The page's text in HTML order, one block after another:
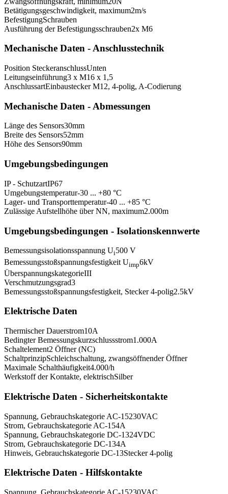
Betätigungsgeschwindigkeit, maximum2m/s
BefestigungSchrauben
Ausführung der Befestigungsschrauben2x M6
Mechanische Daten - Anschlusstechnik
Position SteckeranschlussUnten
Leitungseinführung3 x M16 x 1,5
AnschlussartEinbaustecker M12, 4-polig, A-Codierung
Mechanische Daten - Abmessungen
Länge des Sensors30mm
Breite des Sensors52mm
Höhe des Sensors90mm
Umgebungsbedingungen
IP - SchutzartIP67
Umgebungstemperatur-30 ... +80 °C
Lager- und Transporttemperatur-40 ... +85 °C
Zulässige Aufstellhöhe über NN, maximum2.000m
Umgebungsbedingungen - Isolationskennwerte
Bemessungsisolationsspannung Ui500 V
Bemessungsstoßspannungsfestigkeit Uimp6kV
ÜberspannungskategorieIII
Verschmutzungsgrad3
Bemessungsstoßspannungsfestigkeit, Stecker 4-polig2.5kV
Elektrische Daten
Thermischer Dauerstrom10A
Bedingter Bemessungskurzschlussstrom1.000A
Schaltelement2 Öffner (NC)
SchaltprinzipSchleichschaltung, zwangsöffnender Öffner
Maximale Schalthäufigkeit4.000/h
Werkstoff der Kontakte, elektrischSilber
Elektrische Daten - Sicherheitskontakte
Spannung, Gebrauchskategorie AC-15230VAC
Strom, Gebrauchskategorie AC-154A
Spannung, Gebrauchskategorie DC-1324VDC
Strom, Gebrauchskategorie DC-134A
Hinweis, Gebrauchskategorie DC-13Stecker 4-polig
Elektrische Daten - Hilfskontakte
Spannung, Gebrauchskategorie AC-15230VAC